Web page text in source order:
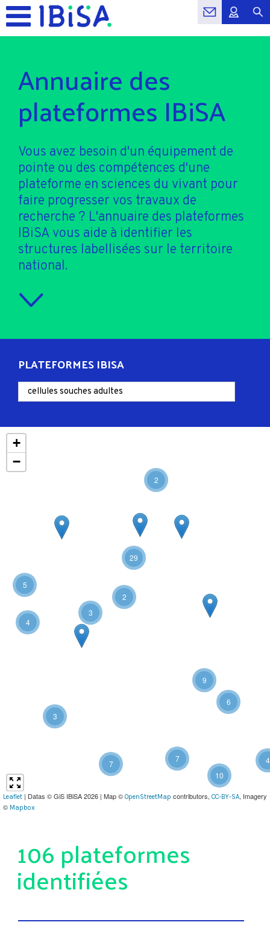
Annuaire des
plateformes IBiSA
Vous avez besoin d'un équipement de
pointe ou des compétences d'une
plateforme en sciences du vivant pour
faire progresser vos travaux de
recherche ? L'annuaire des plateformes
IBiSA vous aide à identifier les
structures labellisées sur le territoire
national.
PLATEFORMES IBISA
2
2
3
5
4
7
6
7
3
10
4
29
9
+
−
Leaflet | Datas © GiS IBiSA 2026 | Map © OpenStreetMap contributors, CC-BY-SA, Imagery
© Mapbox
106 plateformes
identifiées